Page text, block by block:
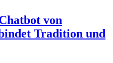
von
Tradition und